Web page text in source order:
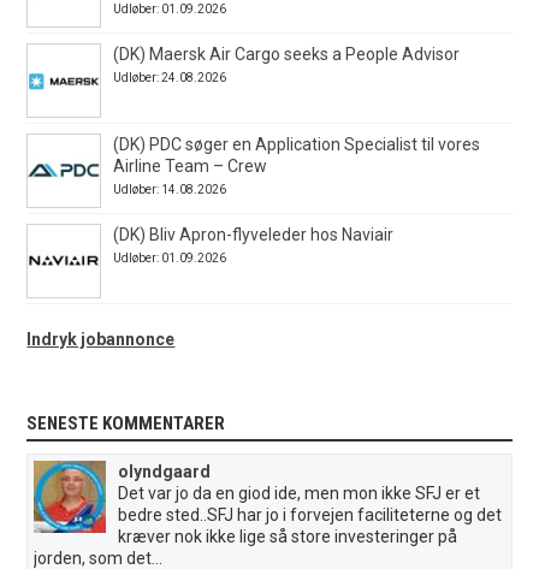
Udløber: 01.09.2026
(DK) Maersk Air Cargo seeks a People Advisor
Udløber: 24.08.2026
(DK) PDC søger en Application Specialist til vores
Airline Team – Crew
Udløber: 14.08.2026
(DK) Bliv Apron-flyveleder hos Naviair
Udløber: 01.09.2026
Indryk jobannonce
SENESTE KOMMENTARER
olyndgaard
Det var jo da en giod ide, men mon ikke SFJ er et
bedre sted..SFJ har jo i forvejen faciliteterne og det
kræver nok ikke lige så store investeringer på
jorden, som det...